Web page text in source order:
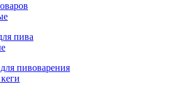
пива
пивоварения